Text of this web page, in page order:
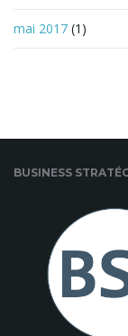
mai 2017 (1)
BUSINESS